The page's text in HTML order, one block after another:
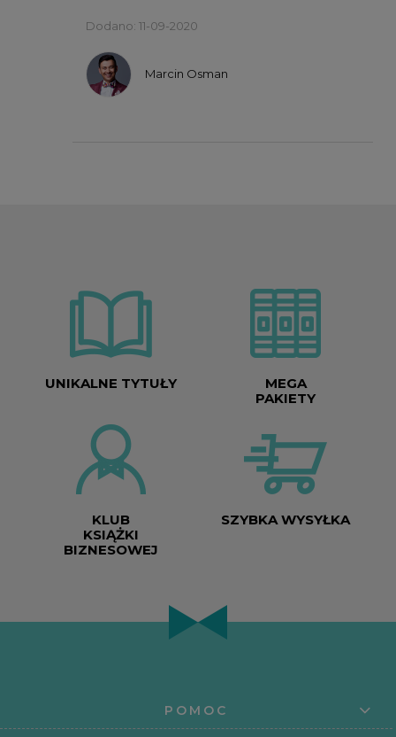
Dodano: 11-09-2020
Marcin Osman
UNIKALNE TYTUŁY
MEGA
PAKIETY
KLUB
KSIĄŻKI
BIZNESOWEJ
SZYBKA WYSYŁKA
POMOC